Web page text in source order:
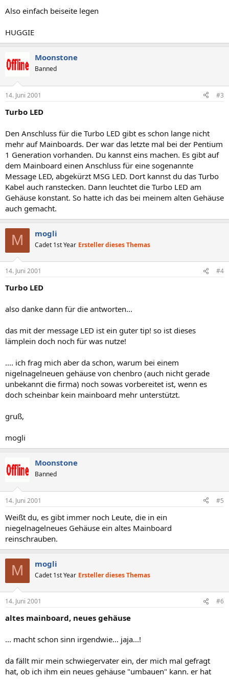
Also einfach beiseite legen
HUGGIE
Moonstone
Banned
14. Juni 2001 #3
Turbo LED
Den Anschluss für die Turbo LED gibt es schon lange nicht
mehr auf Mainboards. Der war das letzte mal bei der Pentium
1 Generation vorhanden. Du kannst eins machen. Es gibt auf
dem Mainboard einen Anschluss für eine sogenannte
Message LED, abgekürzt MSG LED. Dort kannst du das Turbo
Kabel auch ranstecken. Dann leuchtet die Turbo LED am
Gehäuse konstant. So hatte ich das bei meinem alten Gehäuse
auch gemacht.
M mogli
Cadet 1st Year Ersteller dieses Themas
14. Juni 2001 #4
Turbo LED
also danke dann für die antworten...
das mit der message LED ist ein guter tip! so ist dieses
lämplein doch noch für was nutze!
.... ich frag mich aber da schon, warum bei einem
nigelnagelneuen gehäuse von chenbro (auch nicht gerade
unbekannt die firma) noch sowas vorbereitet ist, wenn es
doch scheinbar kein mainboard mehr unterstützt.
gruß,
mogli
Moonstone
Banned
14. Juni 2001 #5
Weißt du, es gibt immer noch Leute, die in ein
niegelnagelneues Gehäuse ein altes Mainboard
reinschrauben.
M mogli
Cadet 1st Year Ersteller dieses Themas
14. Juni 2001 #6
altes mainboard, neues gehäuse
... macht schon sinn irgendwie... jaja...!
da fällt mir mein schwiegervater ein, der mich mal gefragt
hat, ob ich ihm ein neues gehäuse "umbauen" kann. er hat